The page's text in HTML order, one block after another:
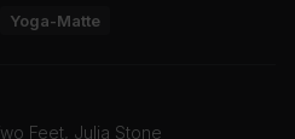
Yoga-Matte
Feet, Julia Stone